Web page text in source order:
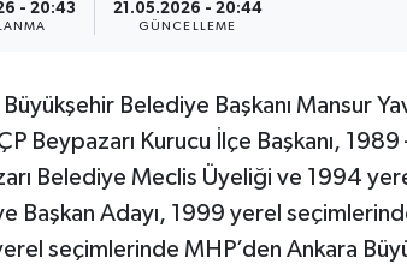
- 20:43 21.05.2026 - 20:44
GÜNCELLEME
Belediye Başkanı Mansur
Beypazarı Kurucu İlçe Başkanı, 1989
Belediye Meclis Üyeliği ve 1994
Başkan Adayı, 1999 yerel
seçimlerinde MHP’den Ankara